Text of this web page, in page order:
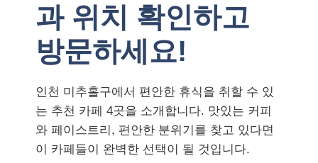
과 위치 확인하고
방문하세요!
인천 미추홀구에서 편안한 휴식을 취할 수 있
는 추천 카페 4곳을 소개합니다. 맛있는 커피
와 페이스트리, 편안한 분위기를 찾고 있다면
이 카페들이 완벽한 선택이 될 것입니다.